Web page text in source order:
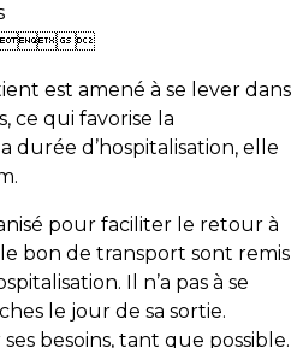

est amené à se lever dans
ce qui favorise la
durée d’hospitalisation, elle
pour faciliter le retour à
bon de transport sont remis
Il n’a pas à se
le jour de sa sortie.
ses besoins, tant que possible.